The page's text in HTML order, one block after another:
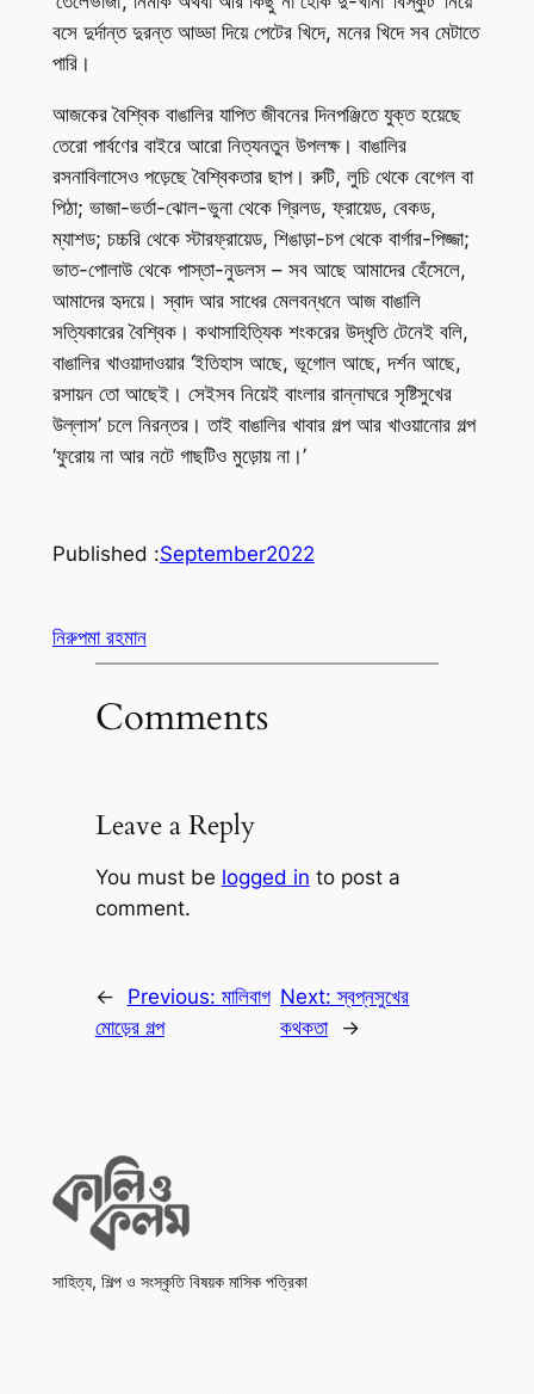
বসে দুর্দান্ত দুরন্ত আড্ডা দিয়ে পেটের খিদে, মনের খিদে সব মেটাতে
পারি।
আজকের বৈশ্বিক বাঙালির যাপিত জীবনের দিনপঞ্জিতে যুক্ত হয়েছে
তেরো পার্বণের বাইরে আরো নিত্যনতুন উপলক্ষ। বাঙালির
রসনাবিলাসেও পড়েছে বৈশ্বিকতার ছাপ। রুটি, লুচি থেকে বেগেল বা
পিঠা; ভাজা-ভর্তা-ঝোল-ভুনা থেকে গ্রিলড, ফ্রায়েড, বেকড,
ম্যাশড; চচ্চরি থেকে স্টারফ্রায়েড, শিঙাড়া-চপ থেকে বার্গার-পিজ্জা;
ভাত-পোলাউ থেকে পাস্তা-নুডলস – সব আছে আমাদের হেঁসেলে,
আমাদের হৃদয়ে। স্বাদ আর সাধের মেলবন্ধনে আজ বাঙালি
সত্যিকারের বৈশ্বিক। কথাসাহিত্যিক শংকরের উদ্ধৃতি টেনেই বলি,
বাঙালির খাওয়াদাওয়ার ‘ইতিহাস আছে, ভূগোল আছে, দর্শন আছে,
রসায়ন তো আছেই। সেইসব নিয়েই বাংলার রান্নাঘরে সৃষ্টিসুখের
উল্লাস’ চলে নিরন্তর। তাই বাঙালির খাবার গল্প আর খাওয়ানোর গল্প
‘ফুরোয় না আর নটে গাছটিও মুড়োয় না।’
Published :September2022
নিরুপমা রহমান
Comments
Leave a Reply
You must be logged in to post a
comment.
← Previous: মালিবাগ
মোড়ের গল্প
Next:স্বপ্নসুখের
কথকতা
→
সাহিত্য, শিল্প ও সংস্কৃতি বিষয়ক মাসিক পত্রিকা